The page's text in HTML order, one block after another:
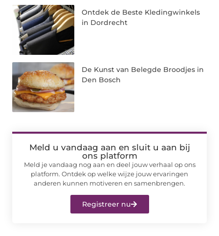
Ontdek de Beste Kledingwinkels
in Dordrecht
De Kunst van Belegde Broodjes in
Den Bosch
Meld u vandaag aan en sluit u aan bij
ons platform
Meld je vandaag nog aan en deel jouw verhaal op ons
platform. Ontdek op welke wijze jouw ervaringen
anderen kunnen motiveren en samenbrengen.
Registreer nu